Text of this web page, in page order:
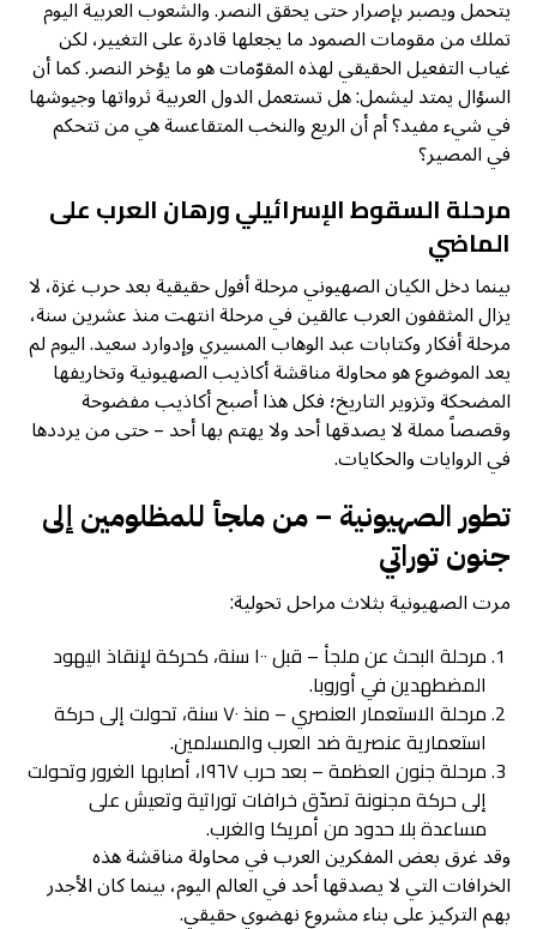
يتحمل ويصبر بإصرار حتى يحقق النصر. والشعوب العربية اليوم
تملك من مقومات الصمود ما يجعلها قادرة على التغيير، لكن
غياب التفعيل الحقيقي لهذه المقوّمات هو ما يؤخر النصر. كما أن
السؤال يمتد ليشمل: هل تستعمل الدول العربية ثرواتها وجيوشها
في شيء مفيد؟ أم أن الريع والنخب المتقاعسة هي من تتحكم
في المصير؟
مرحلة السقوط الإسرائيلي ورهان العرب على
الماضي
بينما دخل الكيان الصهيوني مرحلة أفول حقيقية بعد حرب غزة، لا
يزال المثقفون العرب عالقين في مرحلة انتهت منذ عشرين سنة،
مرحلة أفكار وكتابات عبد الوهاب المسيري وإدوارد سعيد. اليوم لم
يعد الموضوع هو محاولة مناقشة أكاذيب الصهيونية وتخاريفها
المضحكة وتزوير التاريخ؛ فكل هذا أصبح أكاذيب مفضوحة
وقصصاً مملة لا يصدقها أحد ولا يهتم بها أحد – حتى من يرددها
في الروايات والحكايات.
تطور الصهيونية – من ملجأ للمظلومين إلى
جنون توراتي
مرت الصهيونية بثلاث مراحل تحولية:
مرحلة البحث عن ملجأ – قبل ١٠٠ سنة، كحركة لإنقاذ اليهود
المضطهدين في أوروبا.
مرحلة الاستعمار العنصري – منذ ٧٠ سنة، تحولت إلى حركة
استعمارية عنصرية ضد العرب والمسلمين.
مرحلة جنون العظمة – بعد حرب ١٩٦٧، أصابها الغرور وتحولت
إلى حركة مجنونة تصدّق خرافات توراتية وتعيش على
مساعدة بلا حدود من أمريكا والغرب.
وقد غرق بعض المفكرين العرب في محاولة مناقشة هذه
الخرافات التي لا يصدقها أحد في العالم اليوم، بينما كان الأجدر
بهم التركيز على بناء مشروع نهضوي حقيقي.